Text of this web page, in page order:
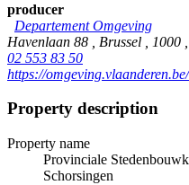
producer
Departement Omgeving
Havenlaan 88 , Brussel , 1000
02 553 83 50
https://
Property description
Property name
Provinciale
Schorsingen